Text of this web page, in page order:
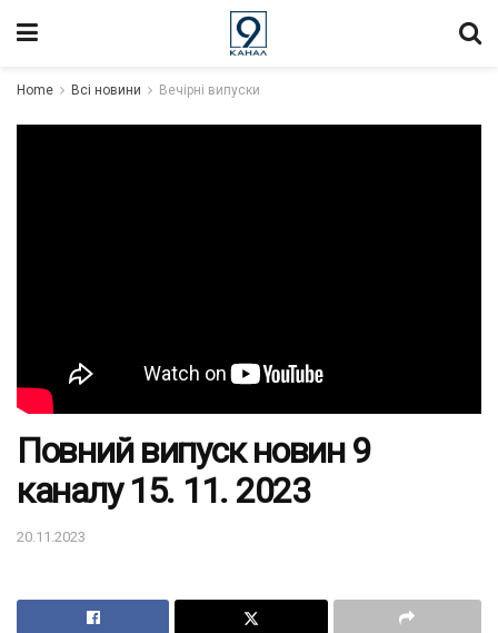
Home Всі новини Вечірні випуски
Повний випуск новин 9
каналу 15. 11. 2023
20.11.2023